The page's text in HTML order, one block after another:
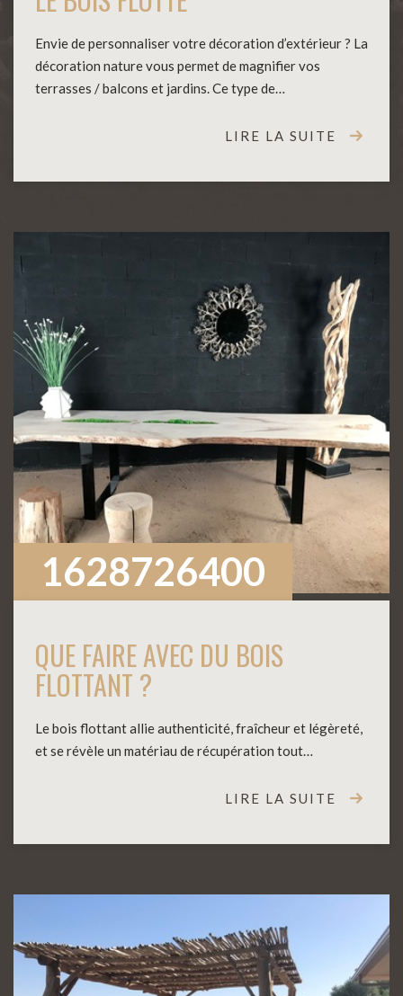
Envie de personnaliser votre décoration d’extérieur ? La
décoration nature vous permet de magnifier vos
terrasses / balcons et jardins. Ce type de…
LIRE LA SUITE
1628726400
QUE FAIRE AVEC DU BOIS
FLOTTANT ?
Le bois flottant allie authenticité, fraîcheur et légèreté,
et se révèle un matériau de récupération tout…
LIRE LA SUITE